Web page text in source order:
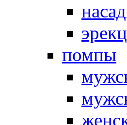
помпы